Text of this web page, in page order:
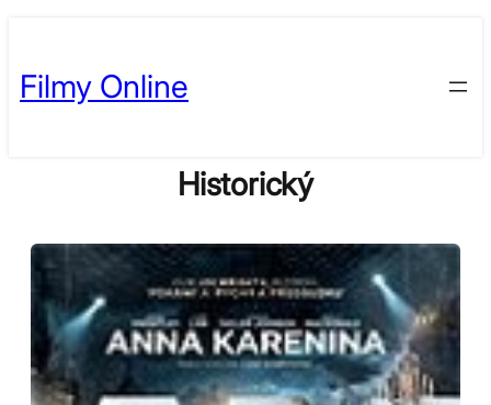
content
Filmy Online
Historický